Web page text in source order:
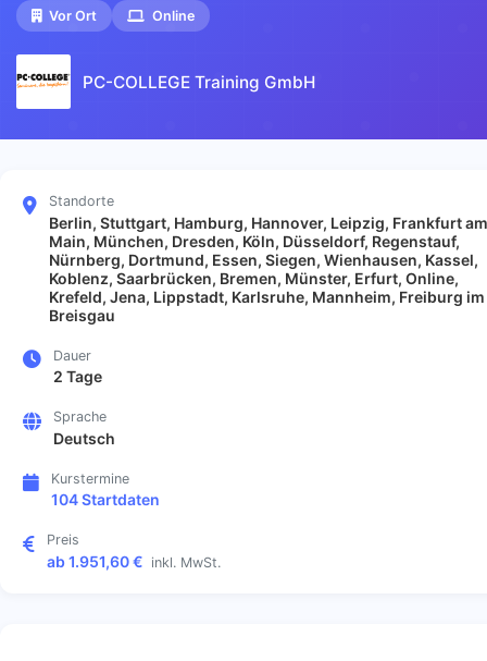
Vor Ort Online
PC-COLLEGE Training GmbH
Standorte
Berlin, Stuttgart, Hamburg, Hannover, Leipzig, Frankfurt am
Main, München, Dresden, Köln, Düsseldorf, Regenstauf,
Nürnberg, Dortmund, Essen, Siegen, Wienhausen, Kassel,
Koblenz, Saarbrücken, Bremen, Münster, Erfurt, Online,
Krefeld, Jena, Lippstadt, Karlsruhe, Mannheim, Freiburg im
Breisgau
Dauer
2 Tage
Sprache
Deutsch
Kurstermine
104 Startdaten
Preis
ab 1.951,60 € inkl. MwSt.